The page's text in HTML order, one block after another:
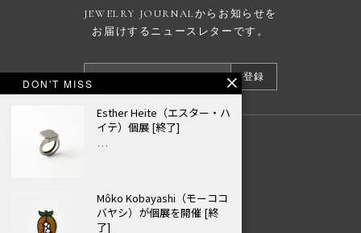
JEWELRY JOURNALからお知らせを
お届けするニュースレターです。
登録
© JEWELRY JOURNAL
DON'T MISS
Esther Heite（エスター・ハ
イテ）個展 [終了]
…
Môko Kobayashi（モーココ
バヤシ）が個展を開催 [終
了]